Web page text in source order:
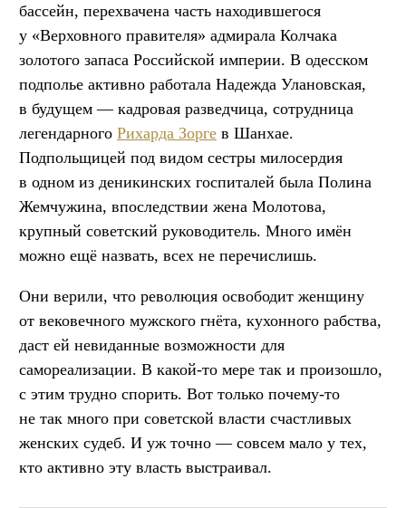
бассейн, перехвачена часть находившегося
у «Верховного правителя» адмирала Колчака
золотого запаса Российской империи. В одесском
подполье активно работала Надежда Улановская,
в будущем — кадровая разведчица, сотрудница
легендарного Рихарда Зорге в Шанхае.
Подпольщицей под видом сестры милосердия
в одном из деникинских госпиталей была Полина
Жемчужина, впоследствии жена Молотова,
крупный советский руководитель. Много имён
можно ещё назвать, всех не перечислишь.
Они верили, что революция освободит женщину
от вековечного мужского гнёта, кухонного рабства,
даст ей невиданные возможности для
самореализации. В какой-то мере так и произошло,
с этим трудно спорить. Вот только почему-то
не так много при советской власти счастливых
женских судеб. И уж точно — совсем мало у тех,
кто активно эту власть выстраивал.